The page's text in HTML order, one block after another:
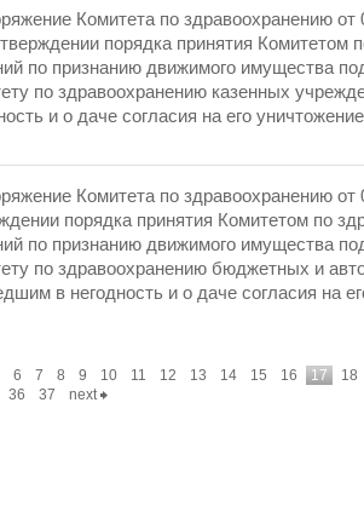
Комитета по здравоохранению
порядка принятия Комитетом
по признанию движимого имущества
по здравоохранению казенных
и о даче согласия на его
Комитета по здравоохранению
порядка принятия Комитетом по
по признанию движимого имущества
по здравоохранению бюджетных и
в негодность и о даче согласия на
6 7 8 9 10 11 12 13 14 15 16 17
18
36 37 next